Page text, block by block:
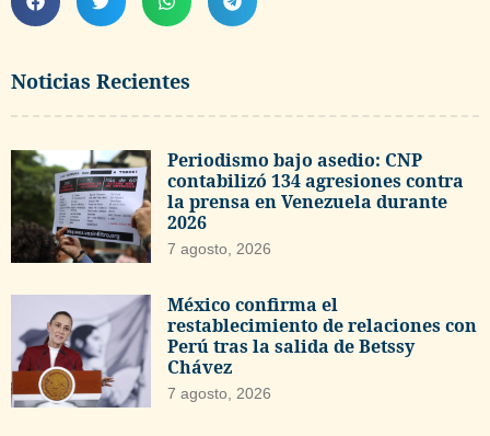
Noticias Recientes
Periodismo bajo asedio: CNP
contabilizó 134 agresiones contra
la prensa en Venezuela durante
2026
7 agosto, 2026
México confirma el
restablecimiento de relaciones con
Perú tras la salida de Betssy
Chávez
7 agosto, 2026